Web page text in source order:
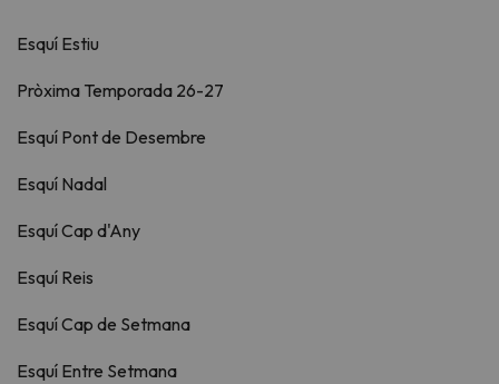
Esquí Estiu
Pròxima Temporada 26-27
Esquí Pont de Desembre
Esquí Nadal
Esquí Cap d'Any
Esquí Reis
Esquí Cap de Setmana
Esquí Entre Setmana